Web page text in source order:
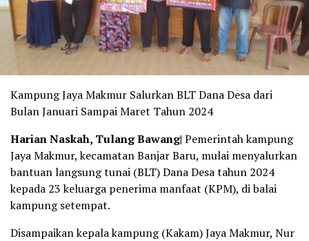
Kampung Jaya Makmur Salurkan BLT Dana Desa dari
Bulan Januari Sampai Maret Tahun 2024
Harian Naskah, Tulang Bawang| Pemerintah kampung
Jaya Makmur, kecamatan Banjar Baru, mulai menyalurkan
bantuan langsung tunai (BLT) Dana Desa tahun 2024
kepada 23 keluarga penerima manfaat (KPM), di balai
kampung setempat.
Disampaikan kepala kampung (Kakam) Jaya Makmur, Nur